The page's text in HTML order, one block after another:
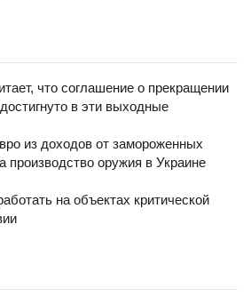
что соглашение о прекращении
в эти выходные
из доходов от замороженных
производство оружия в Украине
на объектах критической